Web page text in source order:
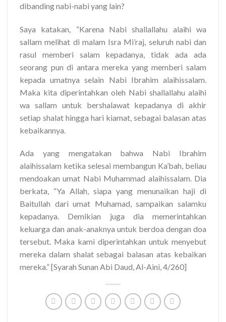
dibanding nabi-nabi yang lain?
Saya katakan, “Karena Nabi shallallahu alaihi wa
sallam melihat di malam Isra Mi’raj, seluruh nabi dan
rasul memberi salam kepadanya, tidak ada ada
seorang pun di antara mereka yang memberi salam
kepada umatnya selain Nabi Ibrahim alaihissalam.
Maka kita diperintahkan oleh Nabi shallallahu alaihi
wa sallam untuk bershalawat kepadanya di akhir
setiap shalat hingga hari kiamat, sebagai balasan atas
kebaikannya.
Ada yang mengatakan bahwa Nabi Ibrahim
alaihissalam ketika selesai membangun Ka’bah, beliau
mendoakan umat Nabi Muhammad alaihissalam. Dia
berkata, “Ya Allah, siapa yang menunaikan haji di
Baitullah dari umat Muhamad, sampaikan salamku
kepadanya. Demikian juga dia memerintahkan
keluarga dan anak-anaknya untuk berdoa dengan doa
tersebut. Maka kami diperintahkan untuk menyebut
mereka dalam shalat sebagai balasan atas kebaikan
mereka.” [Syarah Sunan Abi Daud, Al-Aini, 4/260]